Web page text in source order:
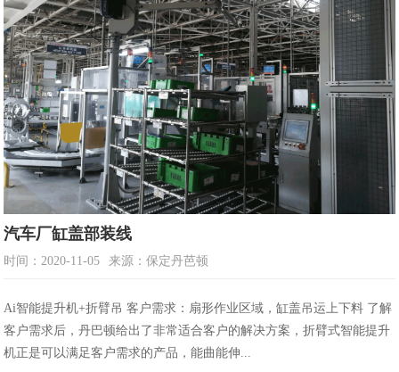
汽车厂缸盖部装线
时间：2020-11-05 来源：保定丹芭顿
Ai智能提升机+折臂吊 客户需求：扇形作业区域，缸盖吊运上下料 了解
客户需求后，丹巴顿给出了非常适合客户的解决方案，折臂式智能提升
机正是可以满足客户需求的产品，能曲能伸...